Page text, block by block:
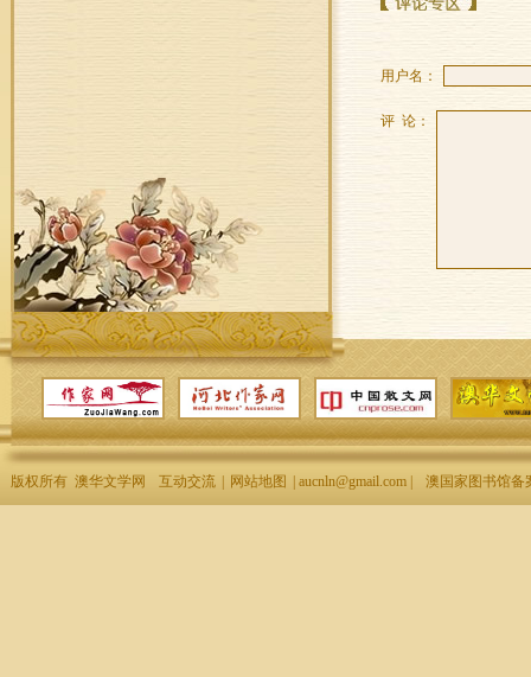
用户名：
评 论：
版权所有 澳华文学网 互动交流 网站地图 | aucnln@gmail.com | 澳国家图书馆备